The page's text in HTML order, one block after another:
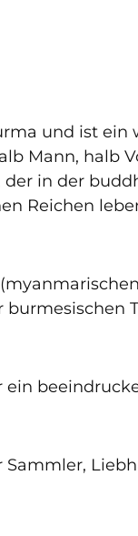
und ist ein
Mann, halb
in der
Reichen